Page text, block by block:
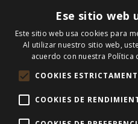
Politica de privacidad
Politica de envios
Formularios de
CONTACTO
Av. Blas Infante 8.
Ese sitio web
Este sitio web usa cookies para
Al utilizar nuestro sitio web,
acuerdo con nuestra Política
COOKIES
COOKIES DE